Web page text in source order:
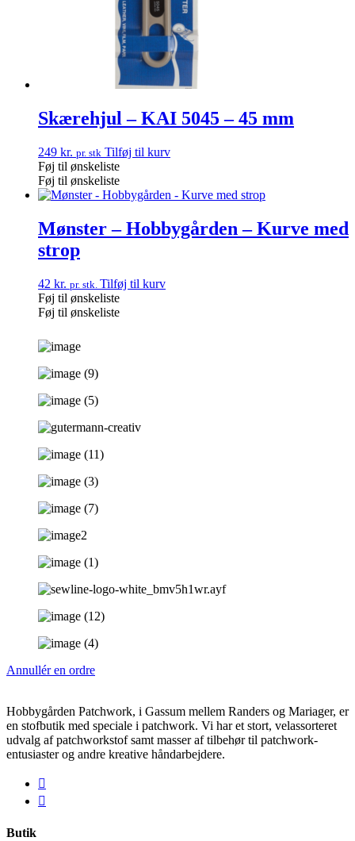
Skærehjul – KAI 5045 – 45 mm
249 kr. pr. stk Tilføj til kurv
Føj til ønskeliste
Føj til ønskeliste
Mønster – Hobbygården – Kurve med
strop
42 kr. pr. stk. Tilføj til kurv
Føj til ønskeliste
Føj til ønskeliste
Annullér en ordre
Hobbygården Patchwork, i Gassum mellem Randers og Mariager, er
en stofbutik med speciale i patchwork. Vi har et stort, velassorteret
udvalg af patchworkstof samt masser af tilbehør til patchwork-
entusiaster og andre kreative håndarbejdere.
Butik